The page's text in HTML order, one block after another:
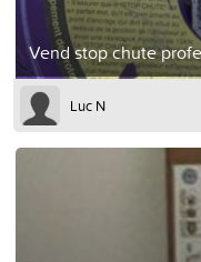
Vend stop chute
Luc N